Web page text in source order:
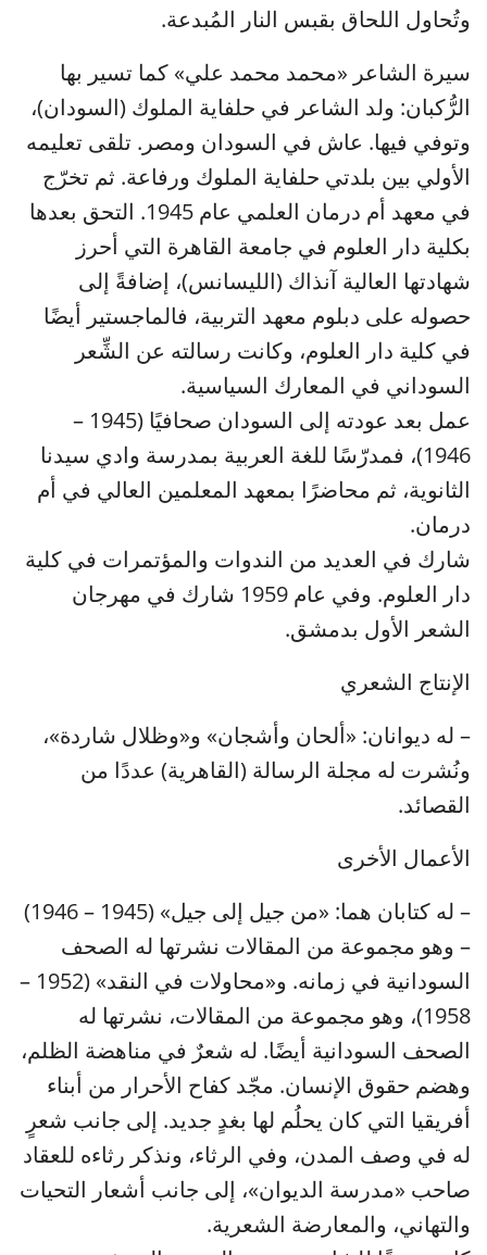
وتُحاول اللحاق بقبس النار المُبدعة.
سيرة الشاعر «محمد محمد علي» كما تسير بها
الرُّكبان: ولد الشاعر في حلفاية الملوك (السودان)،
وتوفي فيها. عاش في السودان ومصر. تلقى تعليمه
الأولي بين بلدتي حلفاية الملوك ورفاعة. ثم تخرّج
في معهد أم درمان العلمي عام 1945. التحق بعدها
بكلية دار العلوم في جامعة القاهرة التي أحرز
شهادتها العالية آنذاك (الليسانس)، إضافةً إلى
حصوله على دبلوم معهد التربية، فالماجستير أيضًا
في كلية دار العلوم، وكانت رسالته عن الشِّعر
السوداني في المعارك السياسية.
عمل بعد عودته إلى السودان صحافيًا (1945 –
1946)، فمدرّسًا للغة العربية بمدرسة وادي سيدنا
الثانوية، ثم محاضرًا بمعهد المعلمين العالي في أم
درمان.
شارك في العديد من الندوات والمؤتمرات في كلية
دار العلوم. وفي عام 1959 شارك في مهرجان
الشعر الأول بدمشق.
الإنتاج الشعري
– له ديوانان: «ألحان وأشجان» و«وظلال شاردة»،
ونُشرت له مجلة الرسالة (القاهرية) عددًا من
القصائد.
الأعمال الأخرى
– له كتابان هما: «من جيل إلى جيل» (1945 – 1946)
– وهو مجموعة من المقالات نشرتها له الصحف
السودانية في زمانه. و«محاولات في النقد» (1952 –
1958)، وهو مجموعة من المقالات، نشرتها له
الصحف السودانية أيضًا. له شعرٌ في مناهضة الظلم،
وهضم حقوق الإنسان. مجّد كفاح الأحرار من أبناء
أفريقيا التي كان يحلُم لها بغدٍ جديد. إلى جانب شعرٍ
له في وصف المدن، وفي الرثاء، ونذكر رثاءه للعقاد
صاحب «مدرسة الديوان»، إلى جانب أشعار التحيات
والتهاني، والمعارضة الشعرية.